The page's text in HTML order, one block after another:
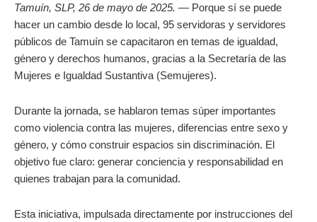
Tamuín, SLP, 26 de mayo de 2025. — Porque sí se puede
hacer un cambio desde lo local, 95 servidoras y servidores
públicos de Tamuín se capacitaron en temas de igualdad,
género y derechos humanos, gracias a la Secretaría de las
Mujeres e Igualdad Sustantiva (Semujeres).
Durante la jornada, se hablaron temas súper importantes
como violencia contra las mujeres, diferencias entre sexo y
género, y cómo construir espacios sin discriminación. El
objetivo fue claro: generar conciencia y responsabilidad en
quienes trabajan para la comunidad.
Esta iniciativa, impulsada directamente por instrucciones del